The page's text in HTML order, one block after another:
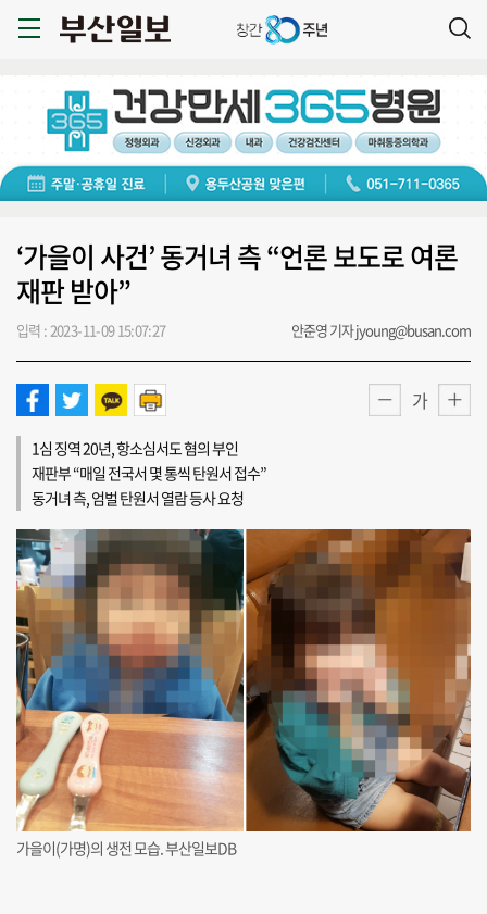
‘가을이 사건’ 동거녀 측 “언론 보도로 여론
재판 받아”
입력 : 2023-11-09 15:07:27 안준영 기자 jyoung@busan.com
가
1심 징역 20년, 항소심서도 혐의 부인
재판부 “매일 전국서 몇 통씩 탄원서 접수”
동거녀 측, 엄벌 탄원서 열람 등사 요청
가을이(가명)의 생전 모습. 부산일보DB